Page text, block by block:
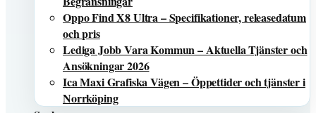
Oppo Find X8 Ultra – Specifikationer, releasedatum
och pris
Lediga Jobb Vara Kommun – Aktuella Tjänster och
Ansökningar 2026
Ica Maxi Grafiska Vägen – Öppettider och tjänster i
Norrköping